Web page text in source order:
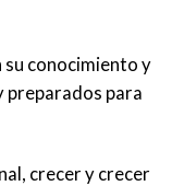
su conocimiento y
preparados para
crecer y crecer